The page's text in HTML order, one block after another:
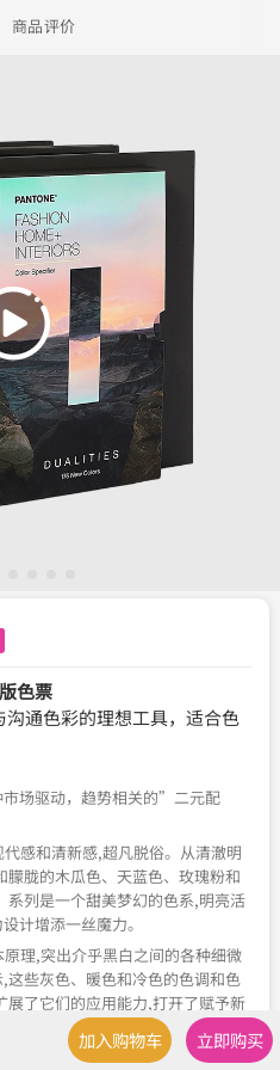
商品评价
色票
通色彩的理想工具，适合色
市场驱动，趋势相关的”二元配
感和清新感,超凡脱俗。从清澈明
胧的木瓜色、天蓝色、玫瑰粉和
列是一个甜美梦幻的色系,明亮活
计增添一丝魔力。
理,突出介乎黑白之间的各种细微
些灰色、暖色和冷色的色调和色
了它们的应用能力,打开了赋予新
加入购物车 立即购买